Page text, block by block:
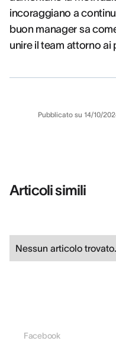
incoraggiano a
buon manager sa
unire il team attorno ai
Pubblicato su 14/10/
Articoli simili
Nessun articolo trovato.
Facebook